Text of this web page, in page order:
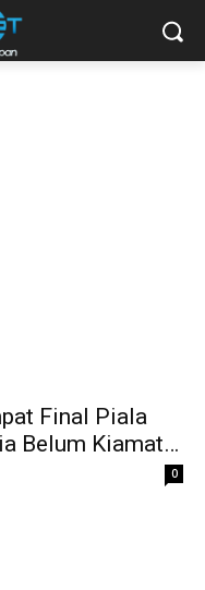
Final Piala
Belum Kiamat…
0